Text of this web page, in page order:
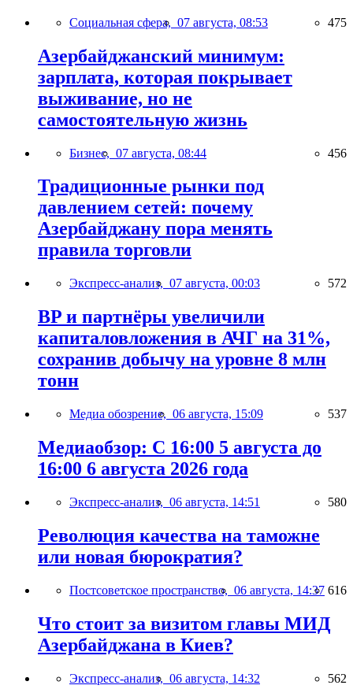
Социальная сфера, 07 августа, 08:53 475
Азербайджанский минимум:
зарплата, которая покрывает
выживание, но не
самостоятельную жизнь
Бизнес, 07 августа, 08:44 456
Традиционные рынки под
давлением сетей: почему
Азербайджану пора менять
правила торговли
Экспресс-анализ, 07 августа, 00:03 572
BP и партнёры увеличили
капиталовложения в АЧГ на 31%,
сохранив добычу на уровне 8 млн
тонн
Медиа обозрение, 06 августа, 15:09 537
Медиаобзор: С 16:00 5 августа до
16:00 6 августа 2026 года
Экспресс-анализ, 06 августа, 14:51 580
Революция качества на таможне
или новая бюрократия?
Постсоветское пространство, 06 августа, 14:37 616
Что стоит за визитом главы МИД
Азербайджана в Киев?
Экспресс-анализ, 06 августа, 14:32 562